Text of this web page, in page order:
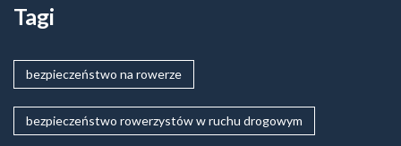
Tagi
bezpieczeństwo na rowerze
bezpieczeństwo rowerzystów w ruchu drogowym